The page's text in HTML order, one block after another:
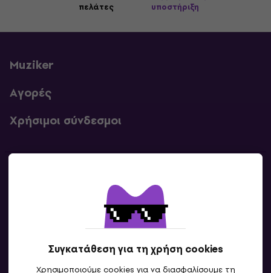
Συγκατάθεση για τη χρήση cookies
Χρησιμοποιούμε cookies για να διασφαλίσουμε τη
πελάτες
υποστήριξη
Muziker
Αγορές
Χρήσιμοι σύνδεσμοι
Επικοινωνία